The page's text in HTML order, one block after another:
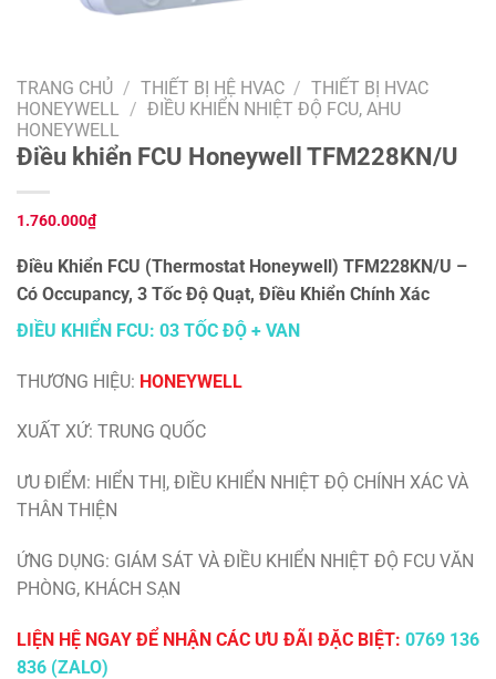
TRANG CHỦ / THIẾT BỊ HỆ HVAC / THIẾT BỊ HVAC
HONEYWELL / ĐIỀU KHIỂN NHIỆT ĐỘ FCU, AHU
HONEYWELL
Điều khiển FCU Honeywell TFM228KN/U
1.760.000₫
Điều Khiển FCU (Thermostat Honeywell) TFM228KN/U –
Có Occupancy, 3 Tốc Độ Quạt, Điều Khiển Chính Xác
ĐIỀU KHIỂN FCU: 03 TỐC ĐỘ + VAN
THƯƠNG HIỆU: HONEYWELL
XUẤT XỨ: TRUNG QUỐC
ƯU ĐIỂM: HIỂN THỊ, ĐIỀU KHIỂN NHIỆT ĐỘ CHÍNH XÁC VÀ
THÂN THIỆN
ỨNG DỤNG: GIÁM SÁT VÀ ĐIỀU KHIỂN NHIỆT ĐỘ FCU VĂN
PHÒNG, KHÁCH SẠN
LIỆN HỆ NGAY ĐỂ NHẬN CÁC ƯU ĐÃI ĐẶC BIỆT: 0769 136
836 (ZALO)